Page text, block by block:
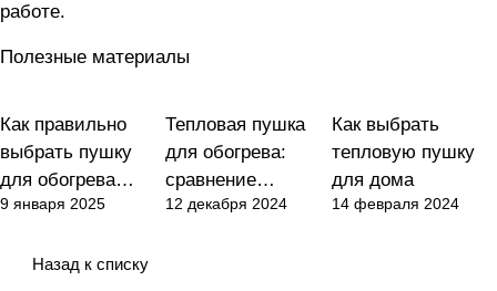
работе.
Полезные материалы
Как выбрать?
Как правильно
выбрать пушку
для обогрева
помещений:
рекомендации
9 января 2025
Отопление
Тепловая пушка
для обогрева:
сравнение
электрических и
12 декабря 2024
Отопление
Как выбрать
тепловую пушку
для дома
14 февраля 2024
Назад к списку